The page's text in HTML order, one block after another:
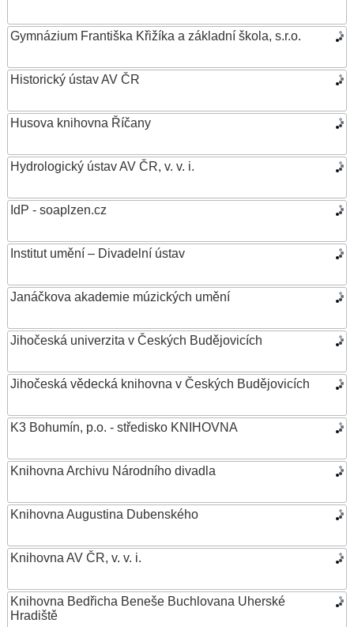
Gymnázium Františka Křižíka a základní škola, s.r.o.
Historický ústav AV ČR
Husova knihovna Říčany
Hydrologický ústav AV ČR, v. v. i.
IdP - soaplzen.cz
Institut umění – Divadelní ústav
Janáčkova akademie múzických umění
Jihočeská univerzita v Českých Budějovicích
Jihočeská vědecká knihovna v Českých Budějovicích
K3 Bohumín, p.o. - středisko KNIHOVNA
Knihovna Archivu Národního divadla
Knihovna Augustina Dubenského
Knihovna AV ČR, v. v. i.
Knihovna Bedřicha Beneše Buchlovana Uherské
Hradiště